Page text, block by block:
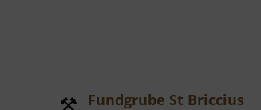
Fundgrube St Briccius